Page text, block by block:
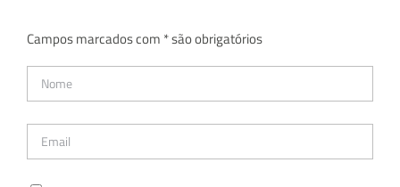
Campos marcados com * são obrigatórios